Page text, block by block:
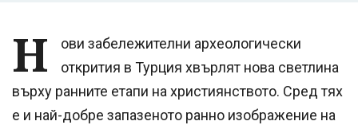
Н
ови забележителни археологически
открития в Турция хвърлят нова светлина
върху ранните етапи на християнството. Сред тях
е и най-добре запазеното ранно изображение на